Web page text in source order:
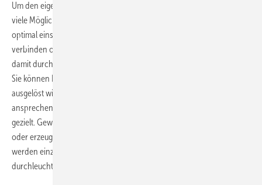
Um den eigenen Etat effizienter einzusetzen, gibt es grundsätzlich
viele Möglichkeiten. Sie können die vorhandenen finanziellen Mittel
optimal einsetzen, Sie können sich mit Kooperationspartnern
verbinden oder durch außergewöhnliche Maßnahmen auffallen,
damit durch nachfolgende Aktivitäten die Wirkung vervielfacht wird.
Sie können Ihre Informationsunterlagen so gestalten, dass Nachfrage
ausgelöst wird. Überlegen Sie sich, wie Sie die richtigen Zielgruppen
ansprechen können und verbreiten Sie hierfür Ihre Informationen
gezielt. Gewinnen Sie Kunden als Empfehler, nutzen Sie das Internet
oder erzeugen Sie Aufsehen durch Sonderaktionen. Im Folgenden
werden einzelne Maßnahmen vor allem im Hinblick auf kleine Etats
durchleuchtet.